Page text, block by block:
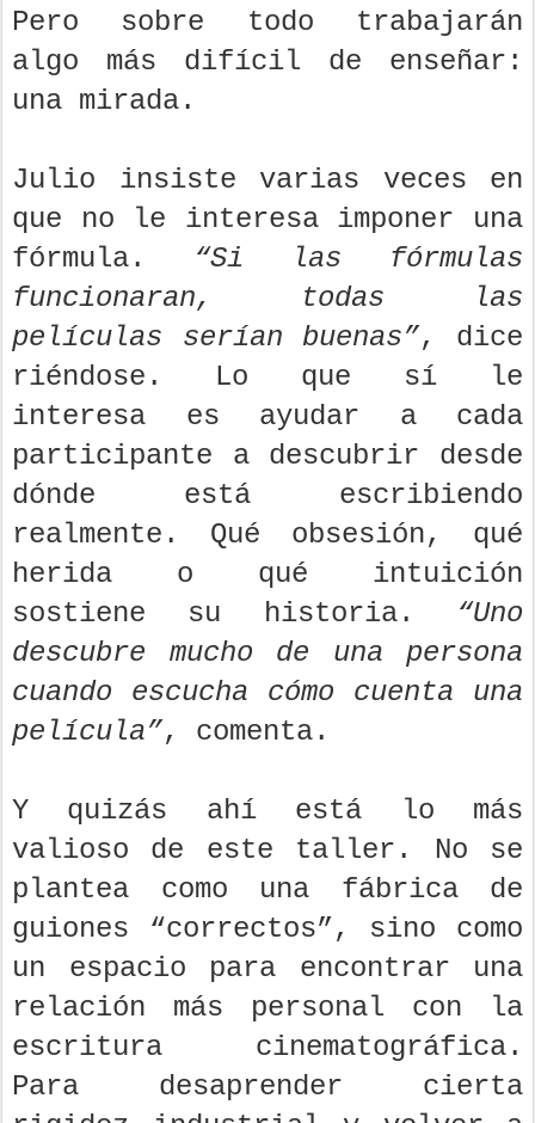
Pero sobre todo trabajarán
algo más difícil de enseñar:
una mirada.
Julio insiste varias veces en
que no le interesa imponer una
fórmula.
“Si las fórmulas
funcionaran, todas las
películas serían buenas”, dice
riéndose. Lo que sí le
interesa es ayudar a cada
participante a descubrir desde
dónde está escribiendo
realmente. Qué obsesión, qué
herida o qué intuición
sostiene su historia.
“Uno
descubre mucho de una persona
cuando escucha cómo cuenta una
película”, comenta.
Y quizás ahí está lo más
valioso de este taller. No se
plantea como una fábrica de
guiones “correctos”, sino como
un espacio para encontrar una
relación más personal con la
escritura cinematográfica.
Para desaprender cierta